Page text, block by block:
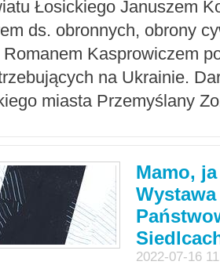
Łosickiego Januszem
ds. obronnych, obrony
Kasprowiczem
na Ukrainie.
miasta Przemyślany
Mamo,
2022-07-16